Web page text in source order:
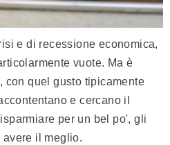
e di recessione economica,
vuote. Ma è
con quel gusto tipicamente
e cercano il
per un bel po', gli
il meglio.